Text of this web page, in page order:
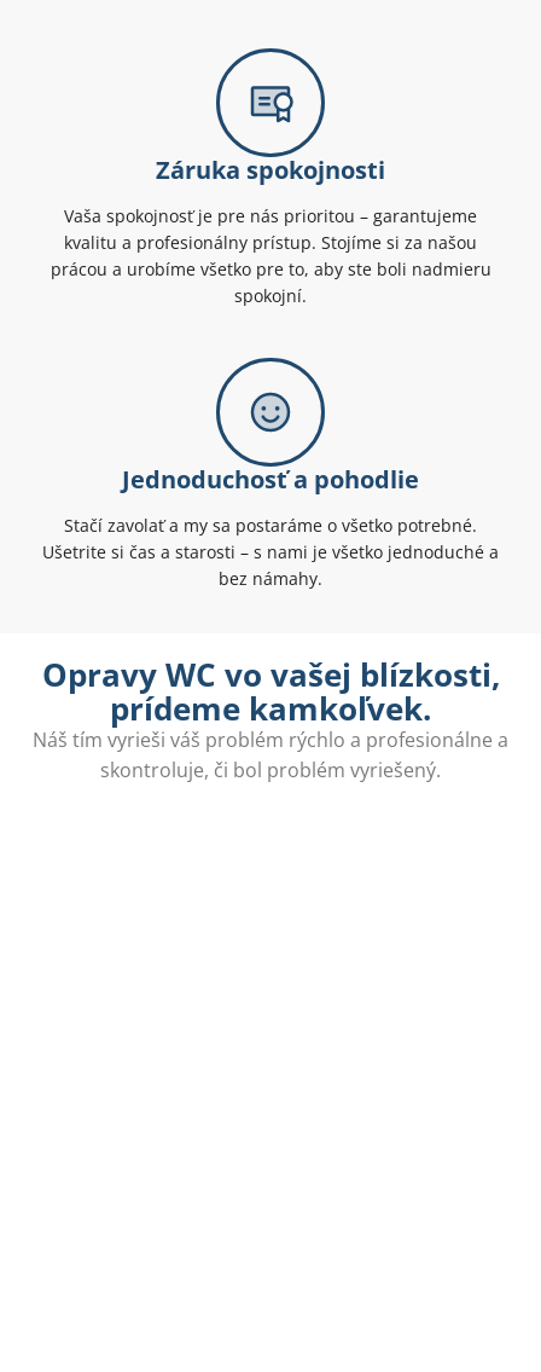
Záruka spokojnosti
Vaša spokojnosť je pre nás prioritou – garantujeme
kvalitu a profesionálny prístup. Stojíme si za našou
prácou a urobíme všetko pre to, aby ste boli nadmieru
spokojní.
Jednoduchosť a pohodlie
Stačí zavolať a my sa postaráme o všetko potrebné.
Ušetrite si čas a starosti – s nami je všetko jednoduché a
bez námahy.
Opravy WC vo vašej blízkosti,
prídeme kamkoľvek.
Náš tím vyrieši váš problém rýchlo a profesionálne a
skontroluje, či bol problém vyriešený.